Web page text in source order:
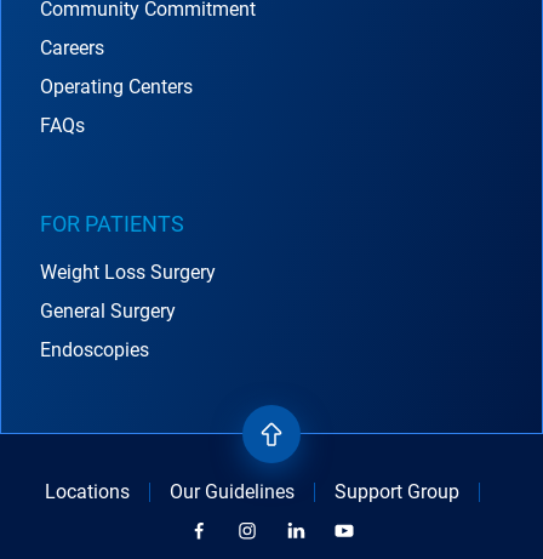
Community Commitment
Careers
Operating Centers
FAQs
FOR PATIENTS
Weight Loss Surgery
General Surgery
Endoscopies
Locations Our Guidelines Support Group